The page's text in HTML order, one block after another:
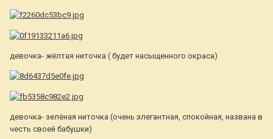
девочка- жёлтая ниточка ( будет насыщенного окраса)
девочка- зелёная ниточка (очень элегантная, спокойная, названа в
честь своей бабушки)